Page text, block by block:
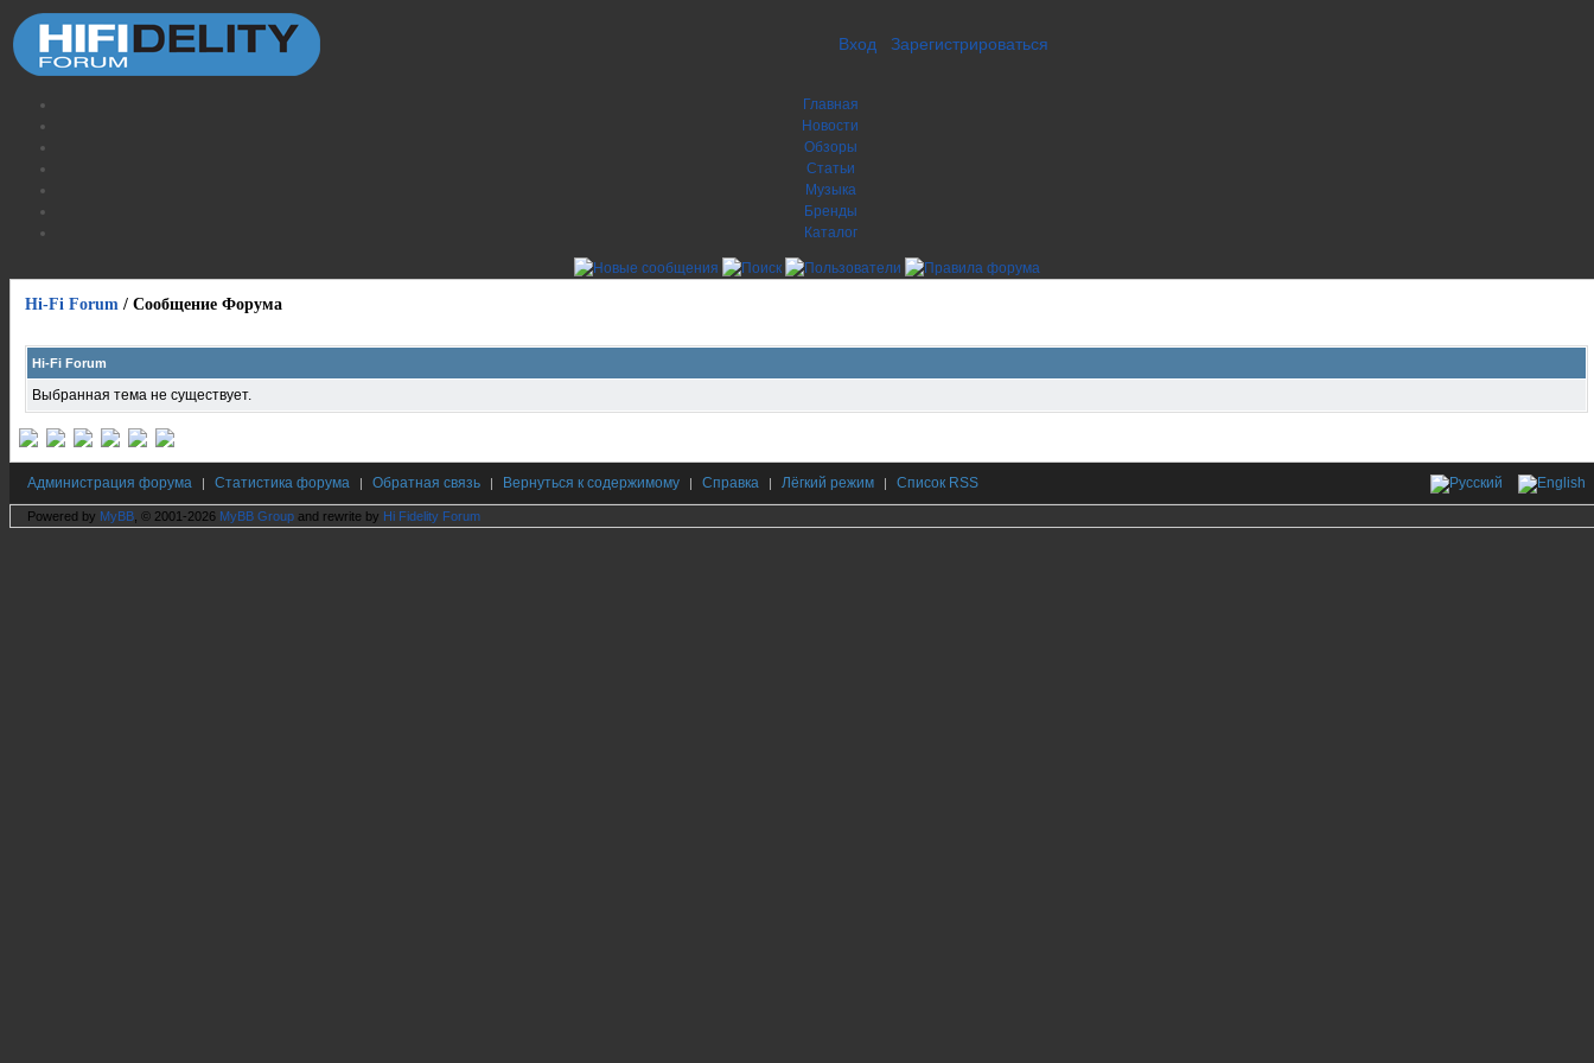
Вход Зарегистрироваться
Главная
Новости
Обзоры
Статьи
Музыка
Бренды
Каталог
Hi-Fi Forum / Сообщение Форума
Hi-Fi Forum
Выбранная тема не существует.
Администрация форума | Статистика форума | Обратная связь | Вернуться к содержимому | Справка | Лёгкий режим | Список RSS
Powered by MyBB , © 2001-2026 MyBB Group and rewrite by Hi Fidelity Forum